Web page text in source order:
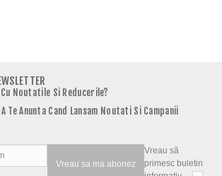
Noutatile Si Reducerile?
Te Anunta Cand Lansam Noutati Si Campanii
Vreau sa ma abonez
Vreau să
primesc buletin